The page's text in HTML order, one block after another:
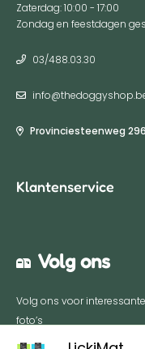
Zaterdag: 10:00 - 17:00
Zondag en feestdagen
03/488.03.30
Provinciesteenweg
Klantenservice
Privacy policy
Retour aanmelden
Volg ons
Volg ons voor
foto’s